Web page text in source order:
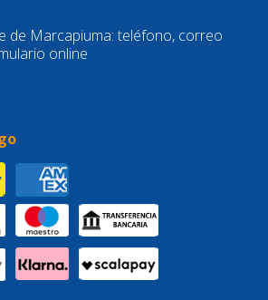
de Marcapiuma: teléfono, correo
online